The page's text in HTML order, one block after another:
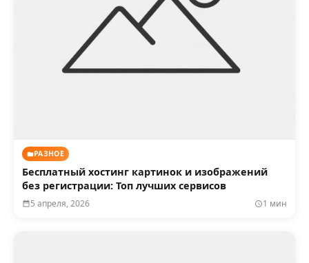
РАЗНОЕ
Бесплатный хостинг картинок и изображений
без регистрации: Топ лучших сервисов
5 апреля, 2026 1 мин